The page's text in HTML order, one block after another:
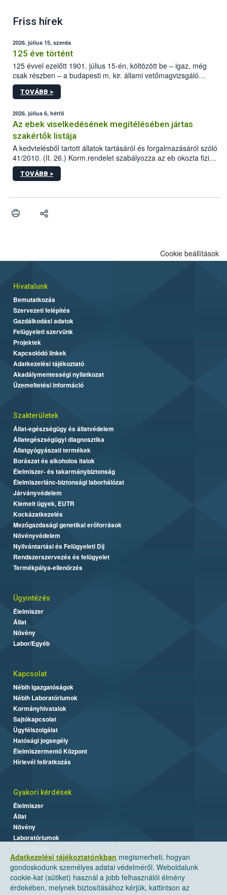
Friss hírek
2026. július 15, szerda
125 éve történt
125 évvel ezelőtt 1901. július 15-én, költözött be – igaz, még
csak részben – a budapesti m. kir. állami vetőmagvizsgáló
állomás a Kis Rókus utca 15. szám alatti, Czigler Győző által
tervezett új épületébe.
TOVÁBB >
2026. július 6, hétfő
Az ebek viselkedésének megítélésében jártas
szakértők listája
A kedvtelésből tartott állatok tartásáról és forgalmazásáról szóló
41/2010. (II. 26.) Korm.rendelet szabályozza az eb okozta fizikai
sérülés, illetve ennek veszélye keletkezésekor felmerülő
hatósági feladatokat, valamint a veszélyes eb tartását és annak
vonni az ebek viselkedésének megítélésében jártas szakértőt.
TOVÁBB >
Adatkezelési tájékoztatónkban megismerheti, hogyan
gondoskodunk személyes adatai védelméről. Weboldalunk
cookie-kat (sütiket) használ a jobb felhasználói élmény
érdekében, melynek biztosításához kérjük, kattintson az
Cookie beállítások
Hivatalunk
Bemutatkozás
Szervezeti felépítés
Gazdálkodási adatok
Felügyeleti szervünk
Projektek
Kapcsolódó linkek
Adatkezelési tájékoztató
Akadálymentességi nyilatkozat
Üzemeltetési információ
Szakterületek
Állat-egészségügy és állatvédelem
Állategészségügyi diagnosztika
Állatgyógyászati termékek
Borászat és alkoholos italok
Élelmiszer- és takarmánybiztonság
Élelmiszerlánc-biztonsági laborhálózat
Járványvédelem
Kiemelt ügyek, EUTR
Kockázatkezelés
Mezőgazdasági genetikai erőforrások
Növényvédelem
Nyilvántartási és Felügyeleti Díj
Rendszerszervezés és felügyelet
Termékpálya-ellenőrzés
Ügyintézés
Élelmiszer
Állat
Növény
Labor/Egyéb
Kapcsolat
Nébih Igazgatóságok
Nébih Laboratóriumok
Kormányhivatalok
Sajtókapcsolat
Ügyfélszolgálat
Hatósági jogsegély
Élelmiszermentő Központ
Hírlevél feliratkozás
Gyakori kérdések
Élelmiszer
Állat
Növény
Laboratóriumok